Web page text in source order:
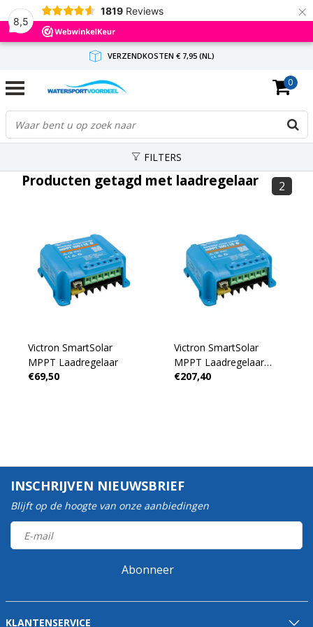
8,5
1819 Reviews ×
VERZENDKOSTEN € 7,95 (NL)
GRATIS VERZENDING(NL) VANAF € 65,-
BINNEN 1-3 WERKDAGEN ANTWOORD
0
FILTERS
Producten getagd met laadregelaar 2
Victron SmartSolar
MPPT Laadregelaar
€69,50
Victron SmartSolar
MPPT Laadregelaar
150/35
€207,40
INSCHRIJVEN NIEUWSBRIEF
Blijft op de hoogte van onze aanbiedingen
Abonneer
KLANTENSERVICE